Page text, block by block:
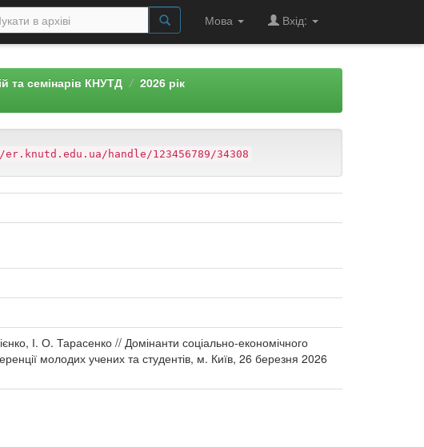
Мова Вхід:
та семінарів КНУТД
2026 рік
handle/123456789/34308
І. О. Тарасенко // Домінанти соціально-економічного
молодих учених та студентів, м. Київ, 26 березня 2026